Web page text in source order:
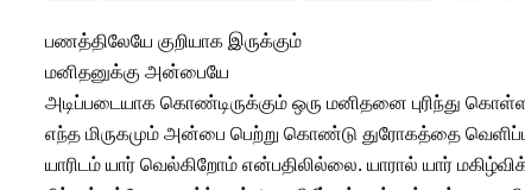
பணத்திலேயே குறியாக இருக்கும்
மனிதனுக்கு அன்பையே
அடிப்படையாக கொண்டிருக்கும் ஒரு மனிதனை புரிந்து கொள்ள
எந்த மிருகமும் அன்பை பெற்று கொண்டு துரோகத்தை
யாரிடம் யார் வெல்கிறோம் என்பதிலில்லை. யாரால் யார்